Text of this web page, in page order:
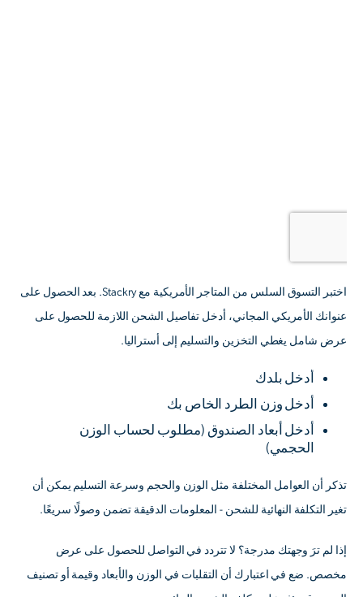
اختبر التسوق السلس من المتاجر الأمريكية مع Stackry. بعد الحصول على
عنوانك الأمريكي المجاني، أدخل تفاصيل الشحن اللازمة للحصول على
عرض شامل يغطي التخزين والتسليم إلى أستراليا.
أدخل بلدك
أدخل وزن الطرد الخاص بك
أدخل أبعاد الصندوق (مطلوب لحساب الوزن
الحجمي)
تذكر أن العوامل المختلفة مثل الوزن والحجم وسرعة التسليم يمكن أن
تغير التكلفة النهائية للشحن - المعلومات الدقيقة تضمن وصولًا سريعًا.
إذا لم ترَ وجهتك مدرجة؟ لا تتردد في التواصل للحصول على عرض
مخصص. ضع في اعتبارك أن التقلبات في الوزن والأبعاد وقيمة أو تصنيف